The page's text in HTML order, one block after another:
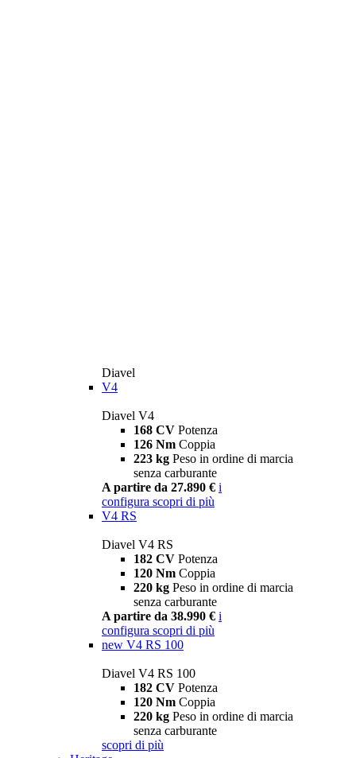
Diavel
V4
Diavel V4
168 CV Potenza
126 Nm Coppia
223 kg Peso in ordine di marcia
senza carburante
A partire da 27.890 € i
configura scopri di più
V4 RS
Diavel V4 RS
182 CV Potenza
120 Nm Coppia
220 kg Peso in ordine di marcia
senza carburante
A partire da 38.990 € i
configura scopri di più
new V4 RS 100
Diavel V4 RS 100
182 CV Potenza
120 Nm Coppia
220 kg Peso in ordine di marcia
senza carburante
scopri di più